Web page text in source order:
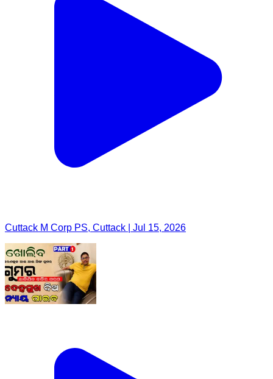
Cuttack M Corp PS, Cuttack | Jul 15, 2026